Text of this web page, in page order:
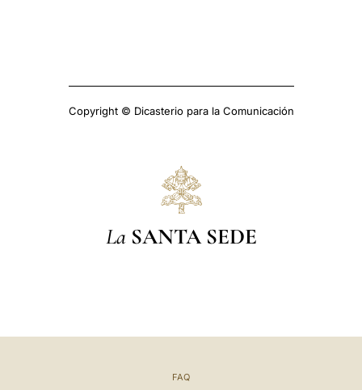
Copyright © Dicasterio para la Comunicación
La SANTA SEDE
FAQ